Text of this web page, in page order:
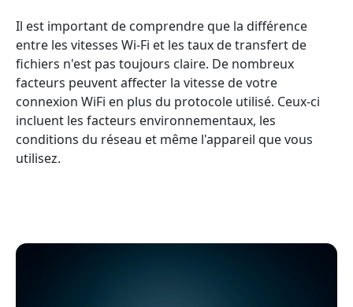
Il est important de comprendre que la différence
entre les vitesses Wi-Fi et les taux de transfert de
fichiers n'est pas toujours claire. De nombreux
facteurs peuvent affecter la vitesse de votre
connexion WiFi en plus du protocole utilisé. Ceux-ci
incluent les facteurs environnementaux, les
conditions du réseau et même l'appareil que vous
utilisez.